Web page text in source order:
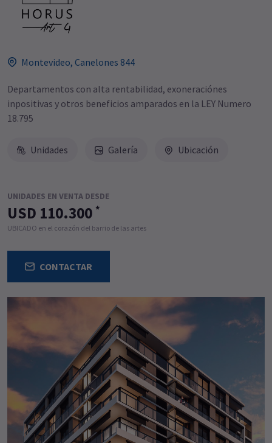
Montevideo, Canelones 844
Departamentos con alta rentabilidad, exoneraciónes
inpositivas y otros beneficios amparados en la LEY Numero
18.795
Unidades Galería Ubicación
UNIDADES EN VENTA DESDE
USD 110.300 *
UBICADO en el corazón del barrio de las artes
CONTACTAR